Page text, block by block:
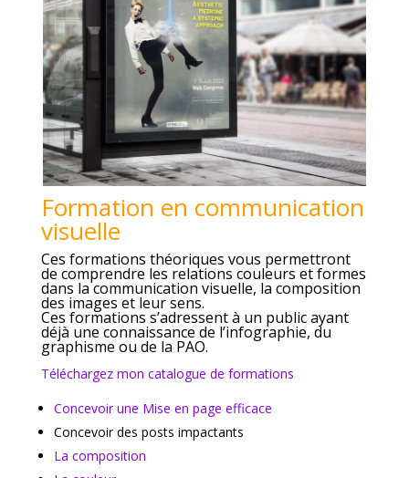
Formation en communication
visuelle
Ces formations théoriques vous permettront
de comprendre les relations couleurs et formes
dans la communication visuelle, la composition
des images et leur sens.
Ces formations s’adressent à un public ayant
déjà une connaissance de l’infographie, du
graphisme ou de la PAO.
Téléchargez mon catalogue de formations
Concevoir une Mise en page efficace
Concevoir des posts impactants
La composition